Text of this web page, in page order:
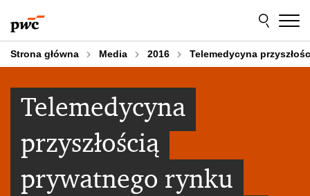
do
treści
do
stopki
Strona główna Media 2016 Telemedycyna
Telemedycyna
przyszłością
prywatnego rynku